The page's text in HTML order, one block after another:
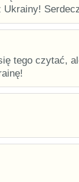
tego czytać,